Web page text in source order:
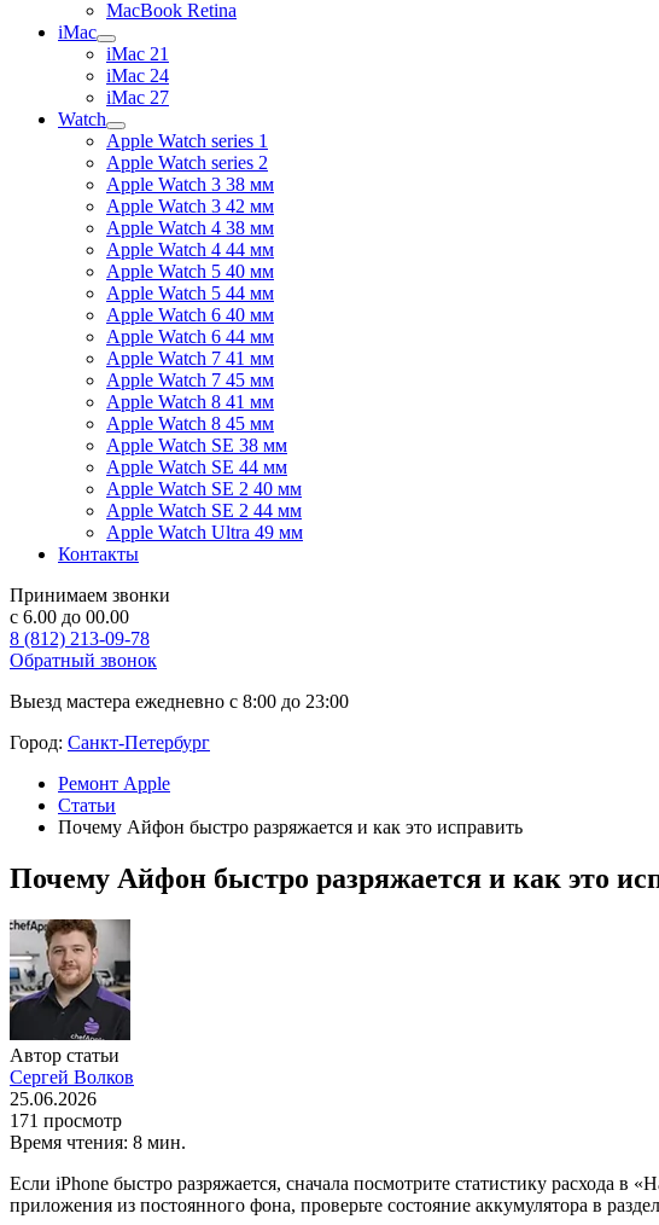
MacBook Retina
iMac
iMac 21
iMac 24
iMac 27
Watch
Apple Watch series 1
Apple Watch series 2
Apple Watch 3 38 мм
Apple Watch 3 42 мм
Apple Watch 4 38 мм
Apple Watch 4 44 мм
Apple Watch 5 40 мм
Apple Watch 5 44 мм
Apple Watch 6 40 мм
Apple Watch 6 44 мм
Apple Watch 7 41 мм
Apple Watch 7 45 мм
Apple Watch 8 41 мм
Apple Watch 8 45 мм
Apple Watch SE 38 мм
Apple Watch SE 44 мм
Apple Watch SE 2 40 мм
Apple Watch SE 2 44 мм
Apple Watch Ultra 49 мм
Контакты
Принимаем звонки
с 6.00 до 00.00
8 (812) 213-09-78
Обратный звонок
Выезд мастера ежедневно с 8:00 до 23:00
Город: Санкт-Петербург
Ремонт Apple
Статьи
Почему Айфон быстро разряжается и как это исправить
Почему Айфон быстро разряжается и как это
Автор статьи
Сергей Волков
25.06.2026
171 просмотр
Время чтения: 8 мин.
Если iPhone быстро разряжается, сначала посмотрите статистику
приложения из постоянного фона, проверьте состояние аккумулятора в